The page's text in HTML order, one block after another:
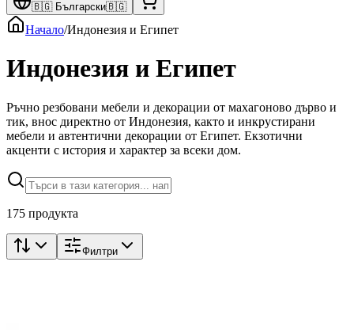
🇧🇬 Български🇧🇬
Начало/Индонезия и Египет
Индонезия и Египет
Ръчно резбовани мебели и декорации от махагоново дърво и
тик, внос директно от Индонезия, както и инкрустирани
мебели и автентични декорации от Египет. Екзотични
акценти с история и характер за всеки дом.
175 продукта
Филтри